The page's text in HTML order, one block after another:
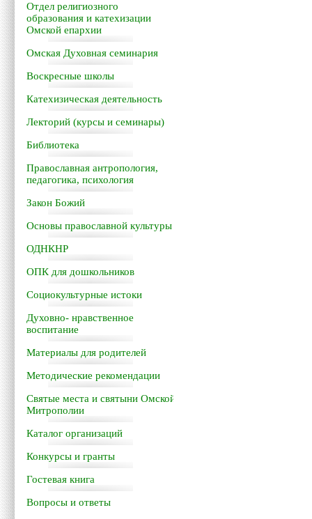
Отдел религиозного
образования и катехизации
Омской епархии
Омская Духовная семинария
Воскресные школы
Катехизическая деятельность
Лекторий (курсы и семинары)
Библиотека
Православная антропология,
педагогика, психология
Закон Божий
Основы православной культуры
ОДНКНР
ОПК для дошкольников
Социокультурные истоки
Духовно- нравственное
воспитание
Материалы для родителей
Методические рекомендации
Святые места и святыни Омской
Митрополии
Каталог организаций
Конкурсы и гранты
Гостевая книга
Вопросы и ответы